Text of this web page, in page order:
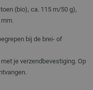
(bio), ca. 115 m/50 g),
bij de brei- of
je verzendbevestiging. Op